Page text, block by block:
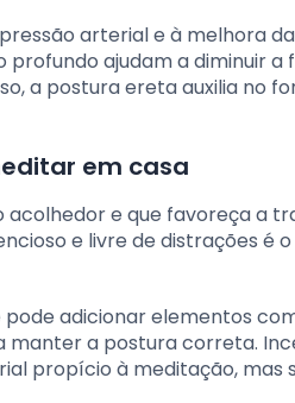
arterial e à melhora
ajudam a diminuir a
a postura ereta auxilia no
em casa
e que favoreça a
e livre de distrações é
adicionar elementos
a postura correta.
propício à meditação, mas